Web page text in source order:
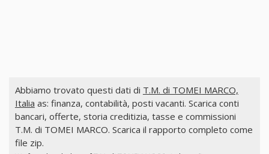
Abbiamo trovato questi dati di T.M. di TOMEI MARCO,
Italia as: finanza, contabilità, posti vacanti. Scarica conti
bancari, offerte, storia creditizia, tasse e commissioni
T.M. di TOMEI MARCO. Scarica il rapporto completo come
file zip.